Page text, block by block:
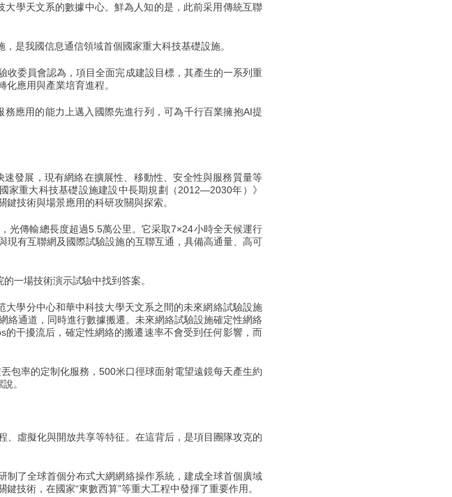
學天文系的數據中心。鮮為人知的是，此前采用傳統互聯
是我國信息通信領域首個國家重大科技基礎設施。
委員會認為，項目全面完成建設目標，其產生的一系列重
應用與產業培育進程。
應用的能力上邁入國際先進行列，可為千行百業擁抱AI提
發展，現有網絡在擴展性、移動性、安全性與服務質量等
家重大科技基礎設施建設中長期規劃（2012—2030年）》
技術與場景應用的科研攻關與探索。
傳輸總長度超過5.5萬公里。它采取7×24小時全天候運行
有互聯網及國際試驗設施的互聯互通，具備高通量、高可
一場技術演示試驗中找到答案。
學分中心和華中科技大學天文系之間的未來網絡試驗設施
絡通道，同時進行數據搬遷。未來網絡試驗設施確定性網絡
干擾流后，確定性網絡的搬遷速率不會受到任何影響，而
率的定制化服務，500米口徑球面射電望遠鏡每天產生約
。
虛擬化與開放共享等特征。在這背后，是項目團隊攻克的
了全球首個分布式大網網絡操作系統，建成全球首個廣域
技術，在國家“東數西算”等重大工程中發揮了重要作用。